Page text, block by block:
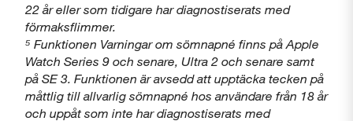
22 år eller som tidigare har diagnostiserats med
förmaksflimmer.
⁵ Funktionen Varningar om sömnapné finns på Apple
Watch Series 9 och senare, Ultra 2 och senare samt
på SE 3. Funktionen är avsedd att upptäcka tecken på
måttlig till allvarlig sömnapné hos användare från 18 år
och uppåt som inte har diagnostiserats med